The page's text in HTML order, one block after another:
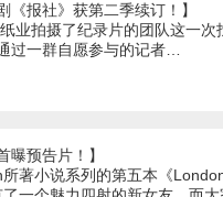
《报社》获第二季续订！】
业拍摄了纪录片的团队这一
过一群自愿参与的记者…
曝预告片！】
著小说系列的第五本《